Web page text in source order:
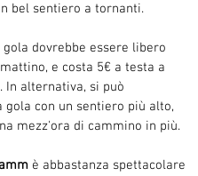
bel sentiero a tornanti.
gola dovrebbe essere libero
e costa 5€ a testa a
In alternativa, si può
gola con un sentiero più alto,
mezz'ora di cammino in più.
è abbastanza spettacolare